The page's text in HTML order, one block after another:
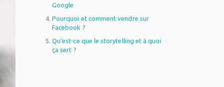
Google
Pourquoi et comment vendre sur
Facebook ?
Qu’est-ce que le storytelling et à quoi
ça sert ?